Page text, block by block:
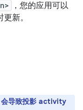
，您的应用可以
新。
会导致投影 activity